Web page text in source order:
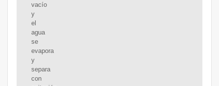
vacío
y
el
agua
se
evapora
y
separa
con